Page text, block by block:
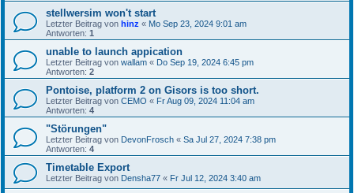
stellwersim won't start
Letzter Beitrag von hinz « Mo Sep 23, 2024 9:01 am
Antworten: 1
unable to launch appication
Letzter Beitrag von wallam « Do Sep 19, 2024 6:45 pm
Antworten: 2
Pontoise, platform 2 on Gisors is too short.
Letzter Beitrag von CEMO « Fr Aug 09, 2024 11:04 am
Antworten: 4
"Störungen"
Letzter Beitrag von DevonFrosch « Sa Jul 27, 2024 7:38 pm
Antworten: 4
Timetable Export
Letzter Beitrag von Densha77 « Fr Jul 12, 2024 3:40 am